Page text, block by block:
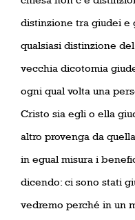
distinzione tra giudei e
qualsiasi distinzione
vecchia dicotomia
ogni qual volta una
Cristo sia egli o ella
altro provenga da
in egual misura i
dicendo: ci sono stati
vedremo perché in un